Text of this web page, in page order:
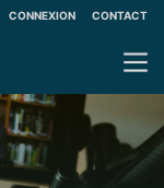
CONNEXION CONTACT